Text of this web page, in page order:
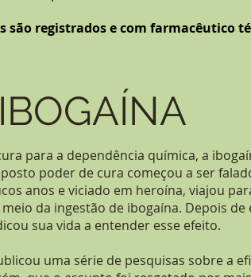
são registrados e com farmacêutico
para a dependência química, a
poder de cura começou a ser
anos e viciado em heroína, viajou
da ingestão de ibogaína. Depois
sua vida a entender esse efeito.
uma série de pesquisas sobre a